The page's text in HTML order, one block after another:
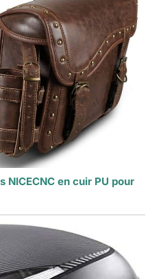
en cuir PU pour